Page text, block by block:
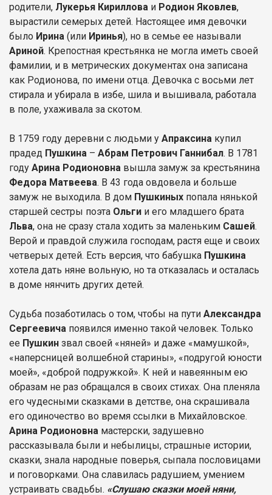
родители, Лукерья Кириллова и Родион Яковлев,
вырастили семерых детей. Настоящее имя девочки
было Ирина (или Иринья), но в семье ее называли
Ариной. Крепостная крестьянка не могла иметь своей
фамилии, и в метрических документах она записана
как Родионова, по имени отца. Девочка с восьми лет
стирала и убирала в избе, шила и вышивала, работала
в поле, ухаживала за скотом.
В 1759 году деревни с людьми у Апраксина купил
прадед Пушкина – Абрам Петрович Ганнибал. В 1781
году Арина Родионовна вышла замуж за крестьянина
Федора Матвеева. В 43 года овдовела и больше
замуж не выходила. В дом Пушкиных попала нянькой
старшей сестры поэта Ольги и его младшего брата
Льва, она не сразу стала ходить за маленьким Сашей.
Верой и правдой служила господам, растя еще и своих
четверых детей. Есть версия, что бабушка Пушкина
хотела дать няне вольную, но та отказалась и осталась
в доме нянчить других детей.
Судьба позаботилась о том, чтобы на пути Александра
Сергеевича появился именно такой человек. Только
ее Пушкин звал своей «няней» и даже «мамушкой»,
«наперсницей волшебной старины», «подругой юности
моей», «доброй подружкой». К ней и навеянным ею
образам не раз обращался в своих стихах. Она пленяла
его чудесными сказками в детстве, она скрашивала
его одиночество во время ссылки в Михайловское.
Арина Родионовна мастерски, задушевно
рассказывала были и небылицы, страшные истории,
сказки, знала народные поверья, сыпала пословицами
и поговорками. Она славилась радушием, умением
устраивать свадьбы. «Слушаю сказки моей няни,